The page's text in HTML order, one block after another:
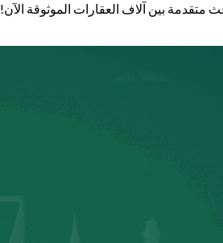
بين آلاف العقارات الموثوقة الآن!